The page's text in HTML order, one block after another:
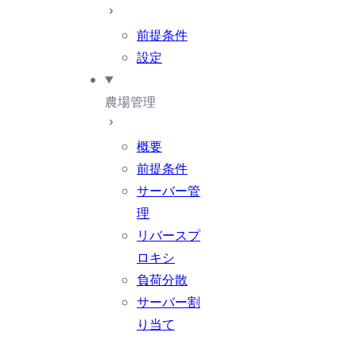
前提条件
設定
農場管理
概要
前提条件
サーバー管
理
リバースプ
ロキシ
負荷分散
サーバー割
り当て